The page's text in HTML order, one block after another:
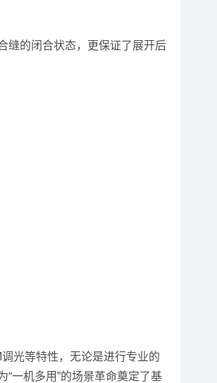
的闭合状态，更保证了展开后
光等特性，无论是进行专业的
一机多用”的场景革命奠定了基